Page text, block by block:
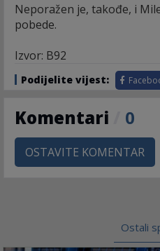
Neporažen je, takođe, i
pobede.
Izvor: B92
Podijelite vijest:
Komentari 0
OSTAVITE KOMENTAR
Ostali